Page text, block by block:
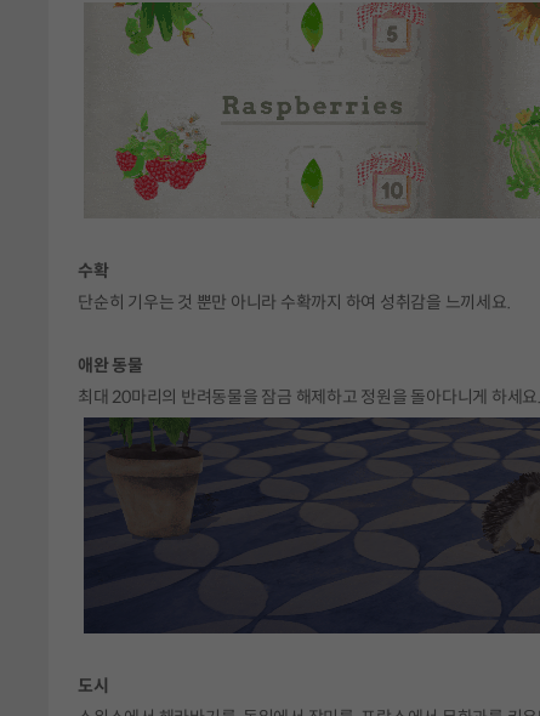
수확
단순히 기우는 것 뿐만 아니라 수확까지 하여 성취감을 느끼세요.
애완 동물
최대 20마리의 반려동물을 잠금 해제하고 정원을 돌아다니게 하세요.
도시